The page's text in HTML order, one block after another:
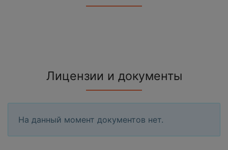
Лицензии и документы
На данный момент документов нет.